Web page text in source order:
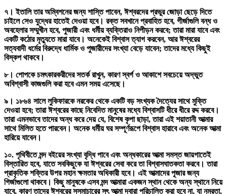
৭। ইতালি তার অম্বিশনের জন্য শাস্তি পাবেন, ঈশ্বরদের প্রভুর জোড়া ছেড়ে দিতে
চাইলে সেও যুদ্ধের হাতেই দেওয়া হবে। রক্ত সবখানে প্রবাহিত হবে, গীর্জাগুলি বন্ধ ও
অবহেলার সম্মুখীন হবে, পুজারী এবং ধর্মীয় ব্যক্তিরাও নিপীড়ন করবে; তারা মারা যাবে এবং
একটি কঠোর মৃত্যুতে মারা যাবে। অনেকেই বিশ্বাস ত্যাগ করবেন, আর ঈশ্বরের
সত্যবাদী ধর্মের বিরুদ্ধে ধার্মিক ও পুজারীদের সংখ্যা বেড়ে যাবেন; তাদের মধ্যে কিছুই
বিস্কপ থাকবে।
৮। পোপকে চমৎকারকরীদের সতর্ক রাখুন, কারণ স্বর্গ ও আকাশে সবচেয়ে অদ্ভুত
অবিশ্বাসী কাজগুলি করা হবে এমন সময় এসেছে।
৯। ১৮৬৪ সালে লুকিফারকে নরকের থেকে একটি বড় সংখ্যক দৈত্যের সাথে মুক্তি
দেওয়া হবে; তারা ঈশ্বরের কাছে নিবেদিত মানুষের মধ্যে বিশ্বাসটি ধীরে ধীরে রদ্দ করবে।
তারা এমনভাবে তাদের অন্ধ করে দেয় যে, বিশেষ কৃপা ছাড়া, তারা এই শয়াতানী আত্মার
সাথে মিলিত হতে পারবেন। অনেক ধর্মীয় ঘর সম্পূর্ণরূপে বিশ্বাস হারাবে এবং অনেক আত্মা
হারিয়ে যাবেন।
১০. পৃথিবীতে মন্দ বইয়ের সংখ্যা বৃদ্ধি পাবে এবং অন্ধকারের আত্মা সমস্ত জায়গাতেই
বিস্তারিত হবে, যাতে সবকিছুকে যা ঈশ্বরের সেবা করে তা বিশ্বাসঘাতকতা করবে। তারা
প্রাকৃতিক শক্তির উপর মহান ক্ষমতার অধিকারী হবে। এই আত্মাদের পূজার জন্য
গির্জাগুলো থাকবে। কিছু মানুষকে এসব মন্দ আত্মারা একজন স্থান থেকে অন্য স্থানে নিয়ে
যাবে, কারণ তাদের ঈশ্বরের সুসমাচারের সৎ আত্মা দ্বারা পরিচালিত করা হবে না, যা নম্রতা,